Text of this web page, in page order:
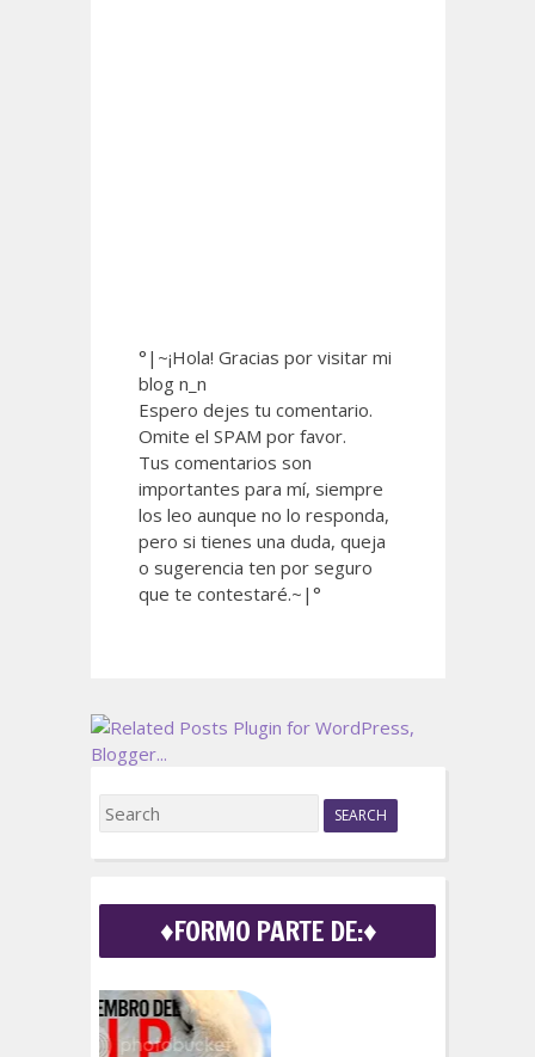
°|~¡Hola! Gracias por visitar mi
blog n_n
Espero dejes tu comentario.
Omite el SPAM por favor.
Tus comentarios son
importantes para mí, siempre
los leo aunque no lo responda,
pero si tienes una duda, queja
o sugerencia ten por seguro
que te contestaré.~|°
S
e
a
c
f
o
r
:
♦FORMO PARTE DE:♦